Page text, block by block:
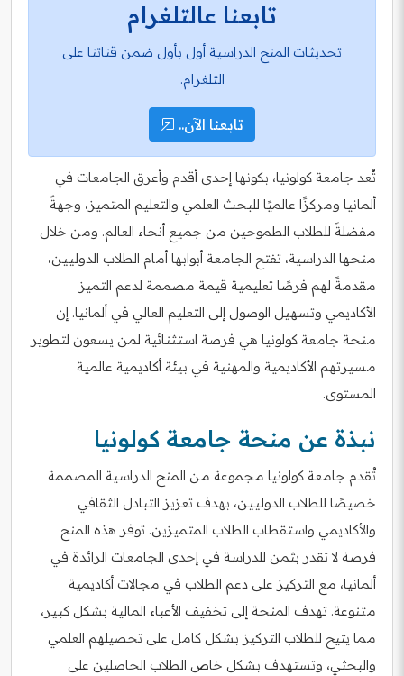
تابعنا عالتلغرام
تحديثات المنح الدراسية أول بأول ضمن قناتنا على
التلغرام.
تابعنا الآن..
تُعد جامعة كولونيا، بكونها إحدى أقدم وأعرق الجامعات في
ألمانيا ومركزًا عالميًا للبحث العلمي والتعليم المتميز، وجهةً
مفضلةً للطلاب الطموحين من جميع أنحاء العالم. ومن خلال
منحها الدراسية، تفتح الجامعة أبوابها أمام الطلاب الدوليين،
مقدمةً لهم فرصًا تعليمية قيمة مصممة لدعم التميز
الأكاديمي وتسهيل الوصول إلى التعليم العالي في ألمانيا. إن
منحة جامعة كولونيا هي فرصة استثنائية لمن يسعون لتطوير
مسيرتهم الأكاديمية والمهنية في بيئة أكاديمية عالمية
المستوى.
نبذة عن منحة جامعة كولونيا
تُقدم جامعة كولونيا مجموعة من المنح الدراسية المصممة
خصيصًا للطلاب الدوليين، بهدف تعزيز التبادل الثقافي
والأكاديمي واستقطاب الطلاب المتميزين. توفر هذه المنح
فرصة لا تقدر بثمن للدراسة في إحدى الجامعات الرائدة في
ألمانيا، مع التركيز على دعم الطلاب في مجالات أكاديمية
متنوعة. تهدف المنحة إلى تخفيف الأعباء المالية بشكل كبير،
مما يتيح للطلاب التركيز بشكل كامل على تحصيلهم العلمي
والبحثي، وتستهدف بشكل خاص الطلاب الحاصلين على